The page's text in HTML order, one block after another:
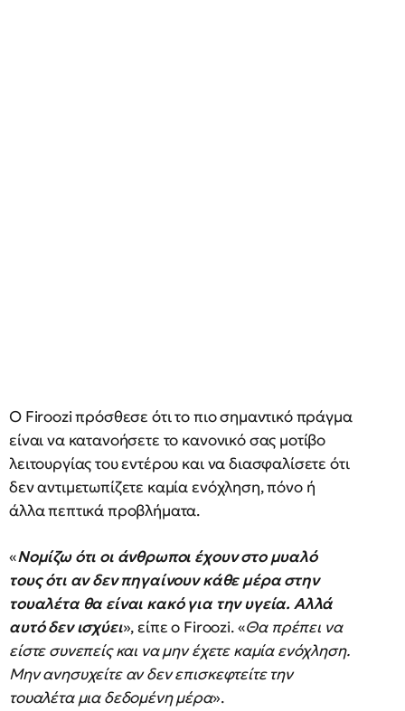
Ο Firoozi πρόσθεσε ότι το πιο σημαντικό πράγμα
είναι να κατανοήσετε το κανονικό σας μοτίβο
λειτουργίας του εντέρου και να διασφαλίσετε ότι
δεν αντιμετωπίζετε καμία ενόχληση, πόνο ή
άλλα πεπτικά προβλήματα.
«Νομίζω ότι οι άνθρωποι έχουν στο μυαλό
τους ότι αν δεν πηγαίνουν κάθε μέρα στην
τουαλέτα θα είναι κακό για την υγεία. Αλλά
αυτό δεν ισχύει», είπε ο Firoozi. «Θα πρέπει να
είστε συνεπείς και να μην έχετε καμία ενόχληση.
Μην ανησυχείτε αν δεν επισκεφτείτε την
τουαλέτα μια δεδομένη μέρα».